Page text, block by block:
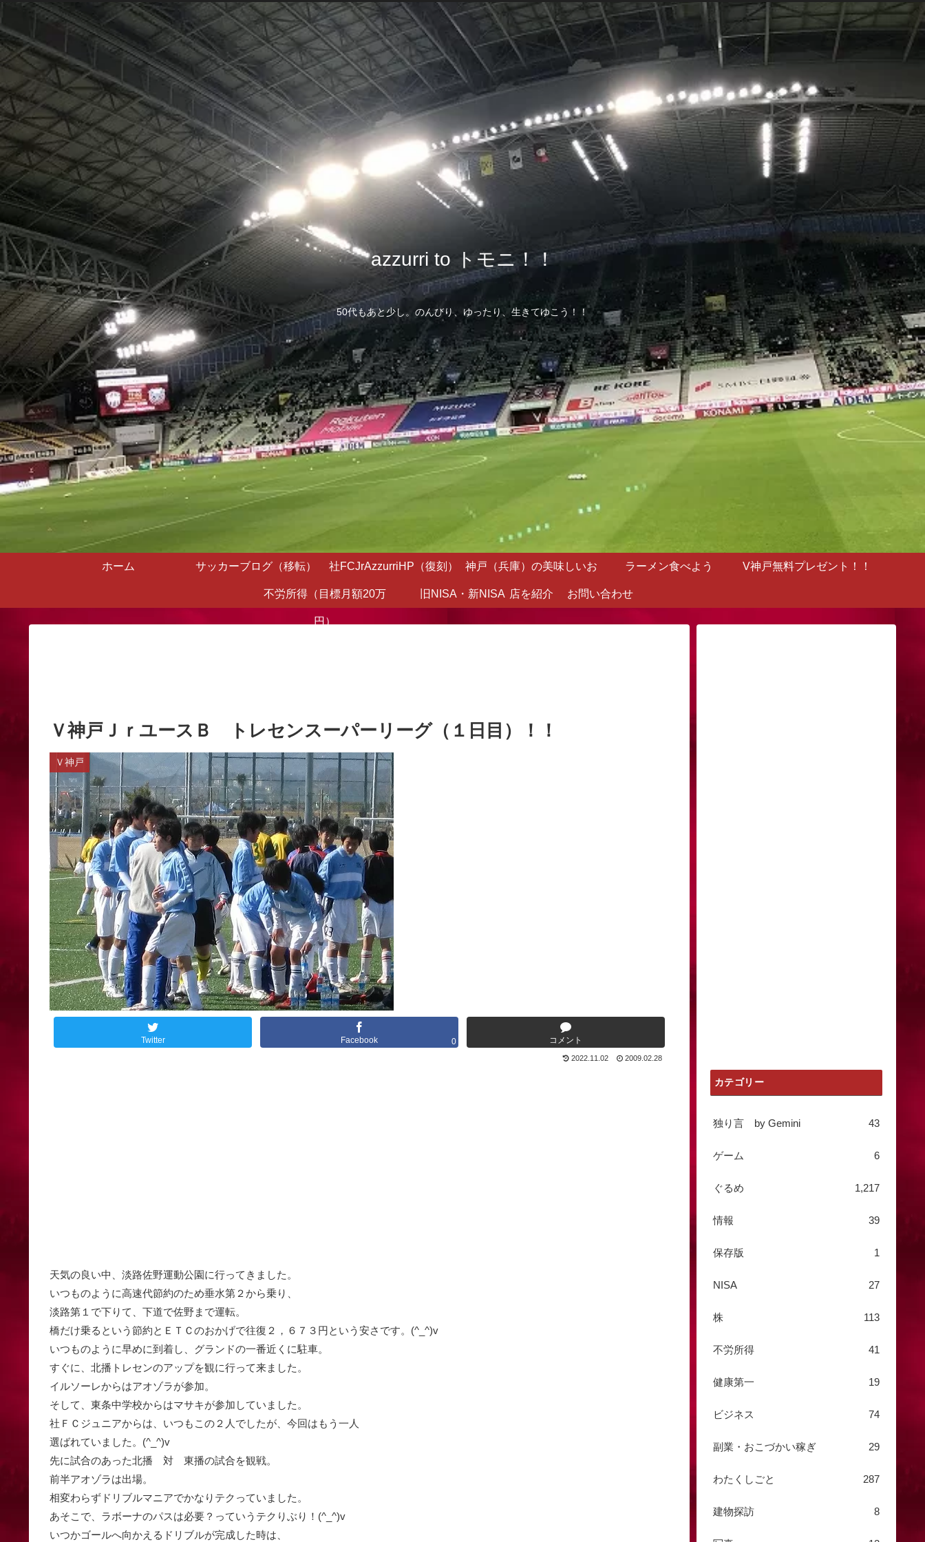
azzurri to トモニ！！
50代もあと少し。のんびり、ゆったり、生きてゆこう！！
ホーム サッカーブログ（移転） 社FCJrAzzurriHP（復刻） 神戸（兵庫）の美味しいお
店を紹介
ラーメン食べよう V神戸無料プレゼント！！
不労所得（目標月額20万
円）
旧NISA・新NISA お問い合わせ
Ｖ神戸ＪｒユースＢ トレセンスーパーリーグ（１日目）！！
Ｖ神戸
Twitter Facebook 0 コメント
2022.11.02 2009.02.28
天気の良い中、淡路佐野運動公園に行ってきました。
いつものように高速代節約のため垂水第２から乗り、
淡路第１で下りて、下道で佐野まで運転。
橋だけ乗るという節約とＥＴＣのおかげで往復２，６７３円という安さです。(^_^)v
いつものように早めに到着し、グランドの一番近くに駐車。
すぐに、北播トレセンのアップを観に行って来ました。
イルソーレからはアオゾラが参加。
そして、東条中学校からはマサキが参加していました。
社ＦＣジュニアからは、いつもこの２人でしたが、今回はもう一人
選ばれていました。(^_^)v
先に試合のあった北播 対 東播の試合を観戦。
前半アオゾラは出場。
相変わらずドリブルマニアでかなりテクっていました。
あそこで、ラボーナのパスは必要？っていうテクりぶり！(^_^)v
いつかゴールへ向かえるドリブルが完成した時は、
カテゴリー
独り言 by Gemini 43
ゲーム 6
ぐるめ 1,217
情報 39
保存版 1
NISA 27
株 113
不労所得 41
健康第一 19
ビジネス 74
副業・おこづかい稼ぎ 29
わたくしごと 287
建物探訪 8